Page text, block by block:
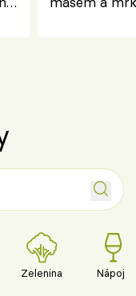
Zelenina Nápoje